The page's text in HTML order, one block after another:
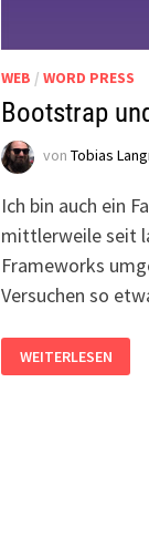
WEB / WORD PRESS
Bootstrap
von Tobias
Ich bin auch ein
mittlerweile seit
Frameworks
Versuchen so
UND
ANDERE
WEITERLESEN